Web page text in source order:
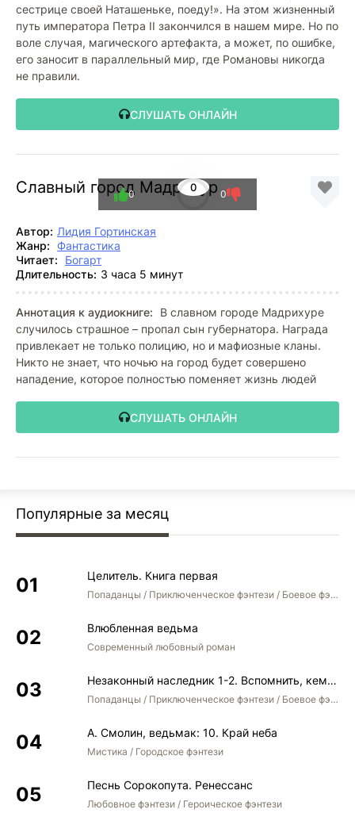
сестрице своей Наташеньке, поеду!». На этом жизненный
путь императора Петра II закончился в нашем мире. Но по
воле случая, магического артефакта, а может, по ошибке,
его заносит в параллельный мир, где Романовы никогда
не правили.
СЛУШАТЬ ОНЛАЙН
Славный город Мадрихур
0
0 0
Автор: Лидия Гортинская
Жанр:
Фантастика
Читает:
Богарт
Длительность: 3 часа 5 минут
Аннотация к аудиокниге:
В славном городе Мадрихуре
случилось страшное – пропал сын губернатора. Награда
привлекает не только полицию, но и мафиозные кланы.
Никто не знает, что ночью на город будет совершено
нападение, которое полностью поменяет жизнь людей
СЛУШАТЬ ОНЛАЙН
Популярные за месяц
Целитель. Книга первая
Попаданцы / Приключенческое фэнтези / Боевое фэнтези
Влюбленная ведьма
Современный любовный роман
Незаконный наследник 1-2. Вспомнить, кем был. Стать собой. Остаться собой
Попаданцы / Приключенческое фэнтези / Боевое фэнтези / Юмористическое фэнтези
А. Смолин, ведьмак: 10. Край неба
Мистика / Городское фэнтези
Песнь Сорокопута. Ренессанс
Любовное фэнтези / Героическое фэнтези